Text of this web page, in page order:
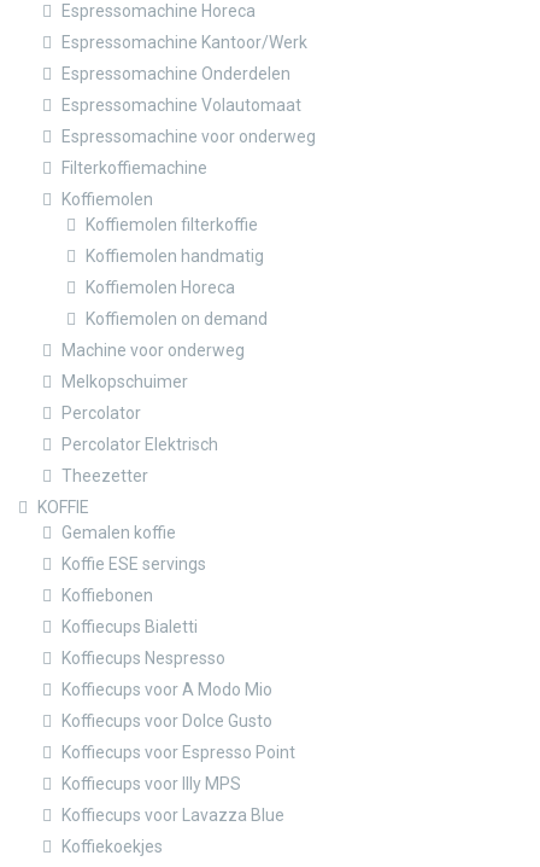
Espressomachine Horeca
Espressomachine Kantoor/Werk
Espressomachine Onderdelen
Espressomachine Volautomaat
Espressomachine voor onderweg
Filterkoffiemachine
Koffiemolen
Koffiemolen filterkoffie
Koffiemolen handmatig
Koffiemolen Horeca
Koffiemolen on demand
Machine voor onderweg
Melkopschuimer
Percolator
Percolator Elektrisch
Theezetter
KOFFIE
Gemalen koffie
Koffie ESE servings
Koffiebonen
Koffiecups Bialetti
Koffiecups Nespresso
Koffiecups voor A Modo Mio
Koffiecups voor Dolce Gusto
Koffiecups voor Espresso Point
Koffiecups voor Illy MPS
Koffiecups voor Lavazza Blue
Koffiekoekjes